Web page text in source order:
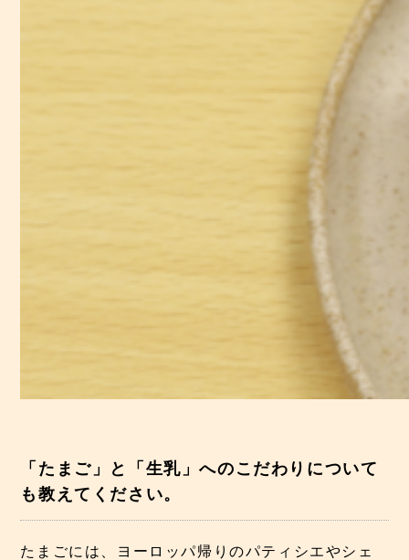
「たまご」と「生乳」へのこだわりについて
も教えてください。
たまごには、ヨーロッパ帰りのパティシエやシェ